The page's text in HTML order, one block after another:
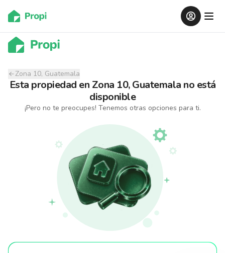
Zona 10, Guatemala
Esta propiedad en Zona 10, Guatemala no está
disponible
¡Pero no te preocupes! Tenemos otras opciones para ti.